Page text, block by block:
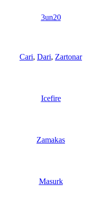
3un20
Cari, Dari, Zartonar
Icefire
Zamakas
Masurk